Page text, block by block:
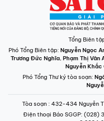
Tổng Biên
Phó Tổng Biên tập: Nguyễn Ngọc
Trương Đức Nghĩa, Phạm Thị Vân
Nguyễn Khắc
Phó Tổng Thư ký tòa soạn:
Tòa soạn : 432-434 Nguyễn
Điện thoại Báo SGGP: (028)